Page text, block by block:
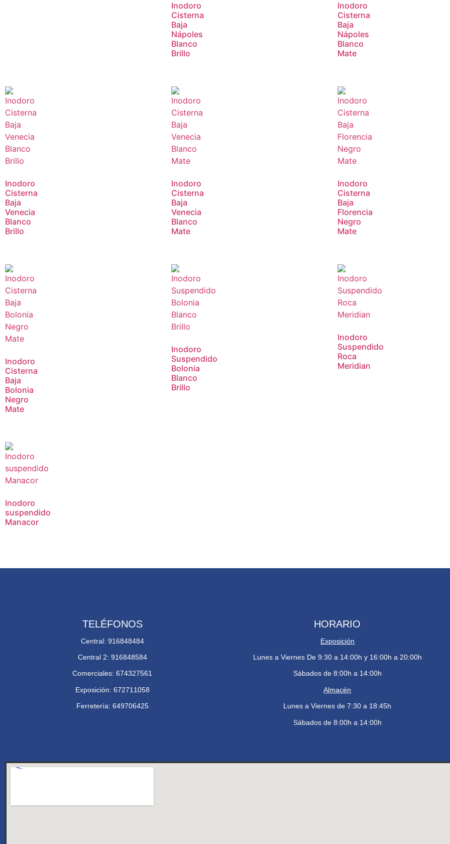
Inodoro
Cisterna
Baja
Nápoles
Blanco
Brillo
Inodoro
Cisterna
Baja
Nápoles
Blanco
Mate
Inodoro
Cisterna
Baja
Venecia
Blanco
Brillo
Inodoro
Cisterna
Baja
Venecia
Blanco
Mate
Inodoro
Cisterna
Baja
Florencia
Negro
Mate
Inodoro
Cisterna
Baja
Bolonia
Negro
Mate
Inodoro
Suspendido
Bolonia
Blanco
Brillo
Inodoro
Suspendido
Roca
Meridian
Inodoro
suspendido
Manacor
TELÉFONOS
Central: 916848484
Central 2: 916848584
Comerciales: 674327561
Exposición: 672711058
Ferretería: 649706425
HORARIO
Exposición
Lunes a Viernes De 9:30 a 14:00h y 16:00h a 20:00h
Sábados de 8:00h a 14:00h
Almacén
Lunes a Viernes de 7:30 a 18:45h
Sábados de 8:00h a 14:00h